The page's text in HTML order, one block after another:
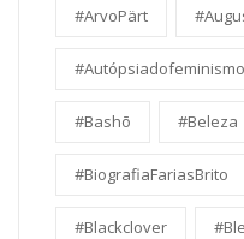
#ArvoPärt
#Autópsiadofeminismo
#Bashō #Beleza
#BiografiaFariasBrito
#Blackclover